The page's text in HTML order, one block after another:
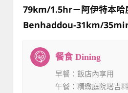
79km/1.5hr－阿伊特本
Benhaddou-31km/
早餐 ：飯店內享用
午餐 ：精緻庭院塔吉